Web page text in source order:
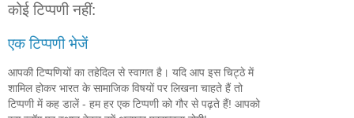
कोई टिप्पणी नहीं:
एक टिप्पणी भेजें
आपकी टिप्पणियों का तहेदिल से स्वागत है। यदि आप इस चिट्ठे में
शामिल होकर भारत के सामाजिक विषयों पर लिखना चाहते हैं तो
टिप्पणी में कह डालें - हम हर एक टिप्पणी को गौर से पढ़ते हैं! आपको